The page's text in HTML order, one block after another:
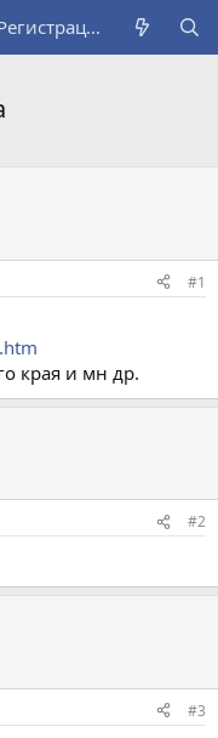
Регистрация
#1
края и мн др.
#2
#3